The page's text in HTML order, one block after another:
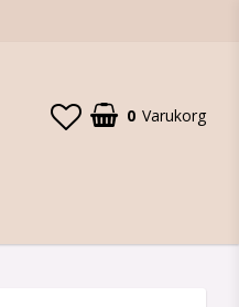
0 Varukorg